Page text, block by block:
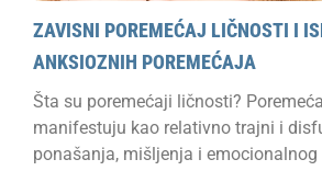
ZAVISNI POREMEĆAJ LIČNOSTI I
ANKSIOZNIH POREMEĆAJA
Šta su poremećaji ličnosti?
manifestuju kao relativno trajni i
ponašanja, mišljenja i emocionalnog